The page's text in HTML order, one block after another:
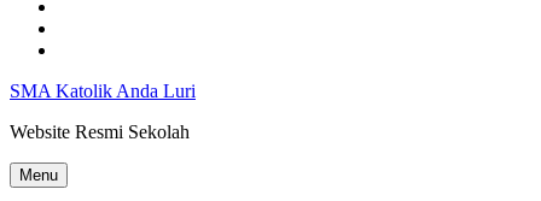
SMA Katolik Anda Luri
Website Resmi Sekolah
Menu